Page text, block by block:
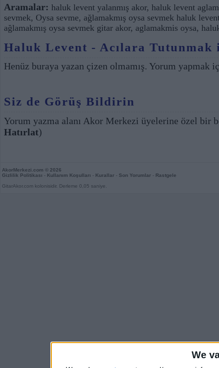
We
Aramalar: haluk levent yalanmış akor, haluk levent
sevmek, Oysa sevme, ağlamakmış oysa sevmek haluk
ağlamakmış oysa sevmek gitar akor, aglamakmis oysa,
Haluk Levent - Acılara Tutunmak
Henüz buraya yazan çizen olmamış. Yorum yapmak
Siz de Görüş Bildirin
Yorum yazma alanı Akor Merkezi üyelerine özel bir
Hatırlat)
AkorMerkezi.com © 2026
Gizlilik Politikası - Kullanım Koşulları - Kurallar - Son Yorumlar - Rastgele
GitarAkor.com kolonisidir. Derleme 0,05 saniye.